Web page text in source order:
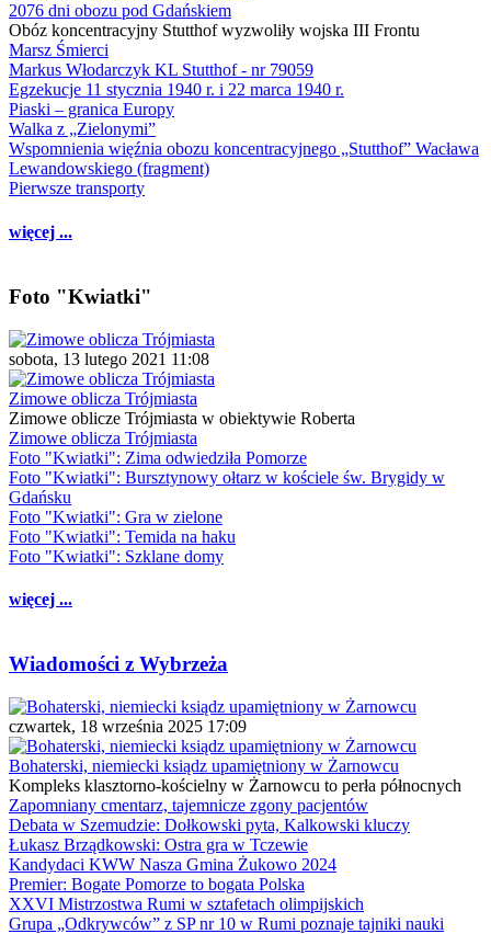
2076 dni obozu pod Gdańskiem
Obóz koncentracyjny Stutthof wyzwoliły wojska III Frontu
Marsz Śmierci
Markus Włodarczyk KL Stutthof - nr 79059
Egzekucje 11 stycznia 1940 r. i 22 marca 1940 r.
Piaski – granica Europy
Walka z „Zielonymi”
Wspomnienia więźnia obozu koncentracyjnego „Stutthof” Wacława
Lewandowskiego (fragment)
Pierwsze transporty
więcej ...
Foto "Kwiatki"
sobota, 13 lutego 2021 11:08
Zimowe oblicza Trójmiasta
Zimowe oblicze Trójmiasta w obiektywie Roberta
Zimowe oblicza Trójmiasta
Foto "Kwiatki": Zima odwiedziła Pomorze
Foto "Kwiatki": Bursztynowy ołtarz w kościele św. Brygidy w
Gdańsku
Foto "Kwiatki": Gra w zielone
Foto "Kwiatki": Temida na haku
Foto "Kwiatki": Szklane domy
więcej ...
Wiadomości z Wybrzeża
czwartek, 18 września 2025 17:09
Bohaterski, niemiecki ksiądz upamiętniony w Żarnowcu
Kompleks klasztorno-kościelny w Żarnowcu to perła północnych
Zapomniany cmentarz, tajemnicze zgony pacjentów
Debata w Szemudzie: Dołkowski pyta, Kalkowski kluczy
Łukasz Brządkowski: Ostra gra w Tczewie
Kandydaci KWW Nasza Gmina Żukowo 2024
Premier: Bogate Pomorze to bogata Polska
XXVI Mistrzostwa Rumi w sztafetach olimpijskich
Grupa „Odkrywców” z SP nr 10 w Rumi poznaje tajniki nauki